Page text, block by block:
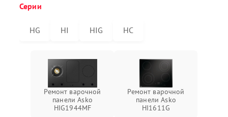
Серии
HG HI HIG HC
Ремонт варочной
панели Asko
HIG1944MF
Ремонт варочной
панели Asko
HI1611G